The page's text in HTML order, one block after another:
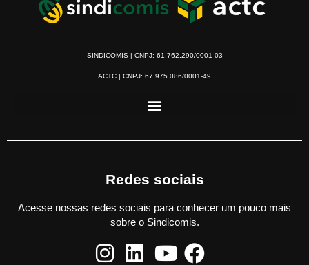
SINDICOMIS | CNPJ: 61.762.290/0001-03
ACTC | CNPJ: 67.975.086/0001-49
Redes sociais
Acesse nossas redes sociais para conhecer um pouco mais
sobre o Sindicomis.